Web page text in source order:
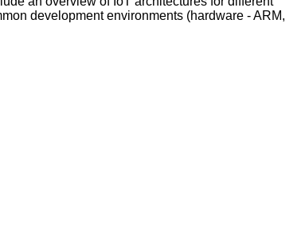
development environments (hardware - ARM,